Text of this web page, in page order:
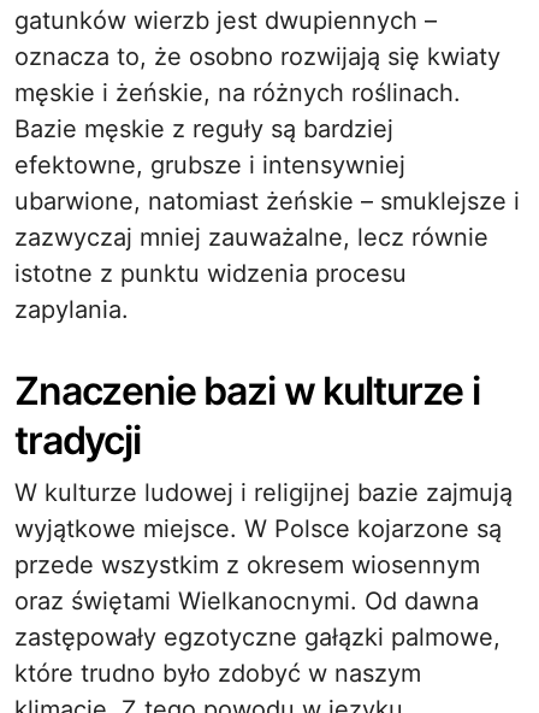
gatunków wierzb jest dwupiennych –
oznacza to, że osobno rozwijają się kwiaty
męskie i żeńskie, na różnych roślinach.
Bazie męskie z reguły są bardziej
efektowne, grubsze i intensywniej
ubarwione, natomiast żeńskie – smuklejsze i
zazwyczaj mniej zauważalne, lecz równie
istotne z punktu widzenia procesu
zapylania.
Znaczenie bazi w kulturze i
tradycji
W kulturze ludowej i religijnej bazie zajmują
wyjątkowe miejsce. W Polsce kojarzone są
przede wszystkim z okresem wiosennym
oraz świętami Wielkanocnymi. Od dawna
zastępowały egzotyczne gałązki palmowe,
które trudno było zdobyć w naszym